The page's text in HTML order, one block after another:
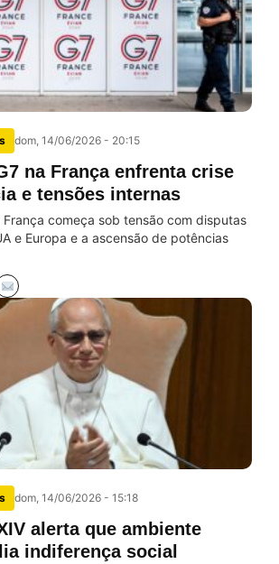
dom, 14/06/2026 - 20:15
na França enfrenta crise
e tensões internas
França começa sob tensão com disputas
e Europa e a ascensão de potências
dom, 14/06/2026 - 15:18
alerta que ambiente
indiferença social